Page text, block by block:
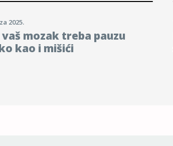
2025.
mozak treba pauzu
kao i mišići